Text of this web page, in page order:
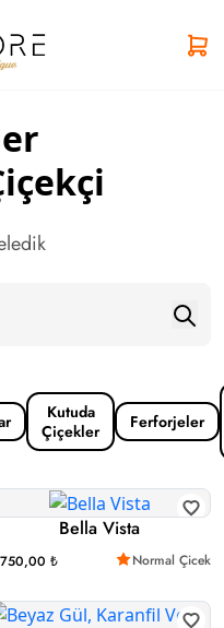
Kutuda
Çiçekler
Ferforjeler
Bella Vista
₺ Normal Çicek